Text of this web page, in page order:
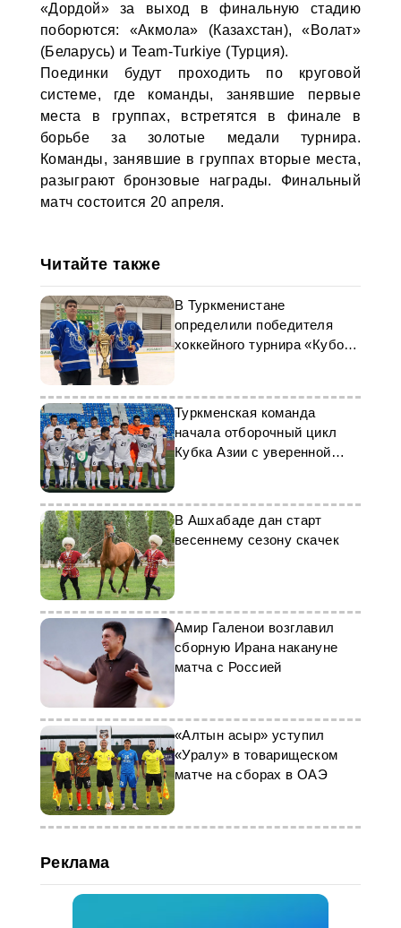
«Дордой» за выход в финальную стадию
поборются: «Акмола» (Казахстан), «Волат»
(Беларусь) и Team-Turkiye (Турция).
Поединки будут проходить по круговой
системе, где команды, занявшие первые
места в группах, встретятся в финале в
борьбе за золотые медали турнира.
Команды, занявшие в группах вторые места,
разыграют бронзовые награды. Финальный
матч состоится 20 апреля.
Читайте также
В Туркменистане
определили победителя
хоккейного турнира «Кубок
Туркменская команда
начала отборочный цикл
Кубка Азии с уверенной
В Ашхабаде дан старт
весеннему сезону скачек
Амир Галенои возглавил
сборную Ирана накануне
матча с Россией
«Алтын асыр» уступил
«Уралу» в товарищеском
матче на сборах в ОАЭ
Реклама